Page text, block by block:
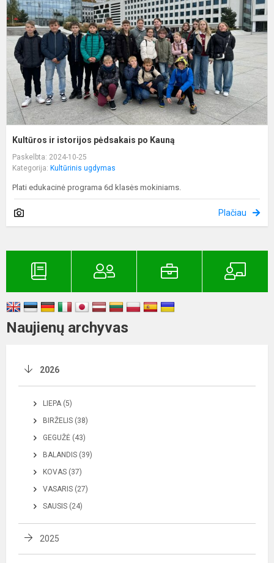
Kultūros ir istorijos pėdsakais po Kauną
Paskelbta: 2024-10-25
Kategorija: Kultūrinis ugdymas
Plati edukacinė programa 6d klasės mokiniams.
Plačiau
Naujienų archyvas
2026
LIEPA (5)
BIRŽELIS (38)
GEGUŽĖ (43)
BALANDIS (39)
KOVAS (37)
VASARIS (27)
SAUSIS (24)
2025